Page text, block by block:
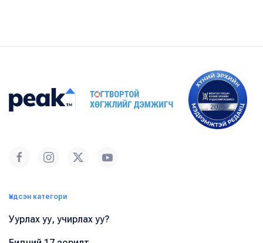
Үндсэн категори
Уурлах уу, учирлах уу?